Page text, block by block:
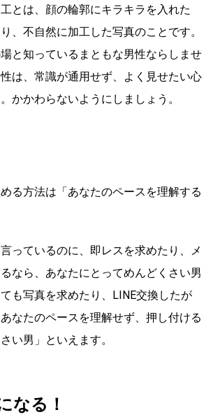
とは、顔の輪郭にキラキラを入れた
、不自然に加工した写真のことです。
と知っているまともな男性ならしませ
は、常識が通用せず、よく見せたい心
かかわらないようにしましょう。
る方法は「あなたのペースを理解する
っているのに、即レスを求めたり、メ
なら、あなたにとってめんどくさい男
も写真を求めたり、LINE交換したが
なたのペースを理解せず、押し付ける
い男」といえます。
なる！